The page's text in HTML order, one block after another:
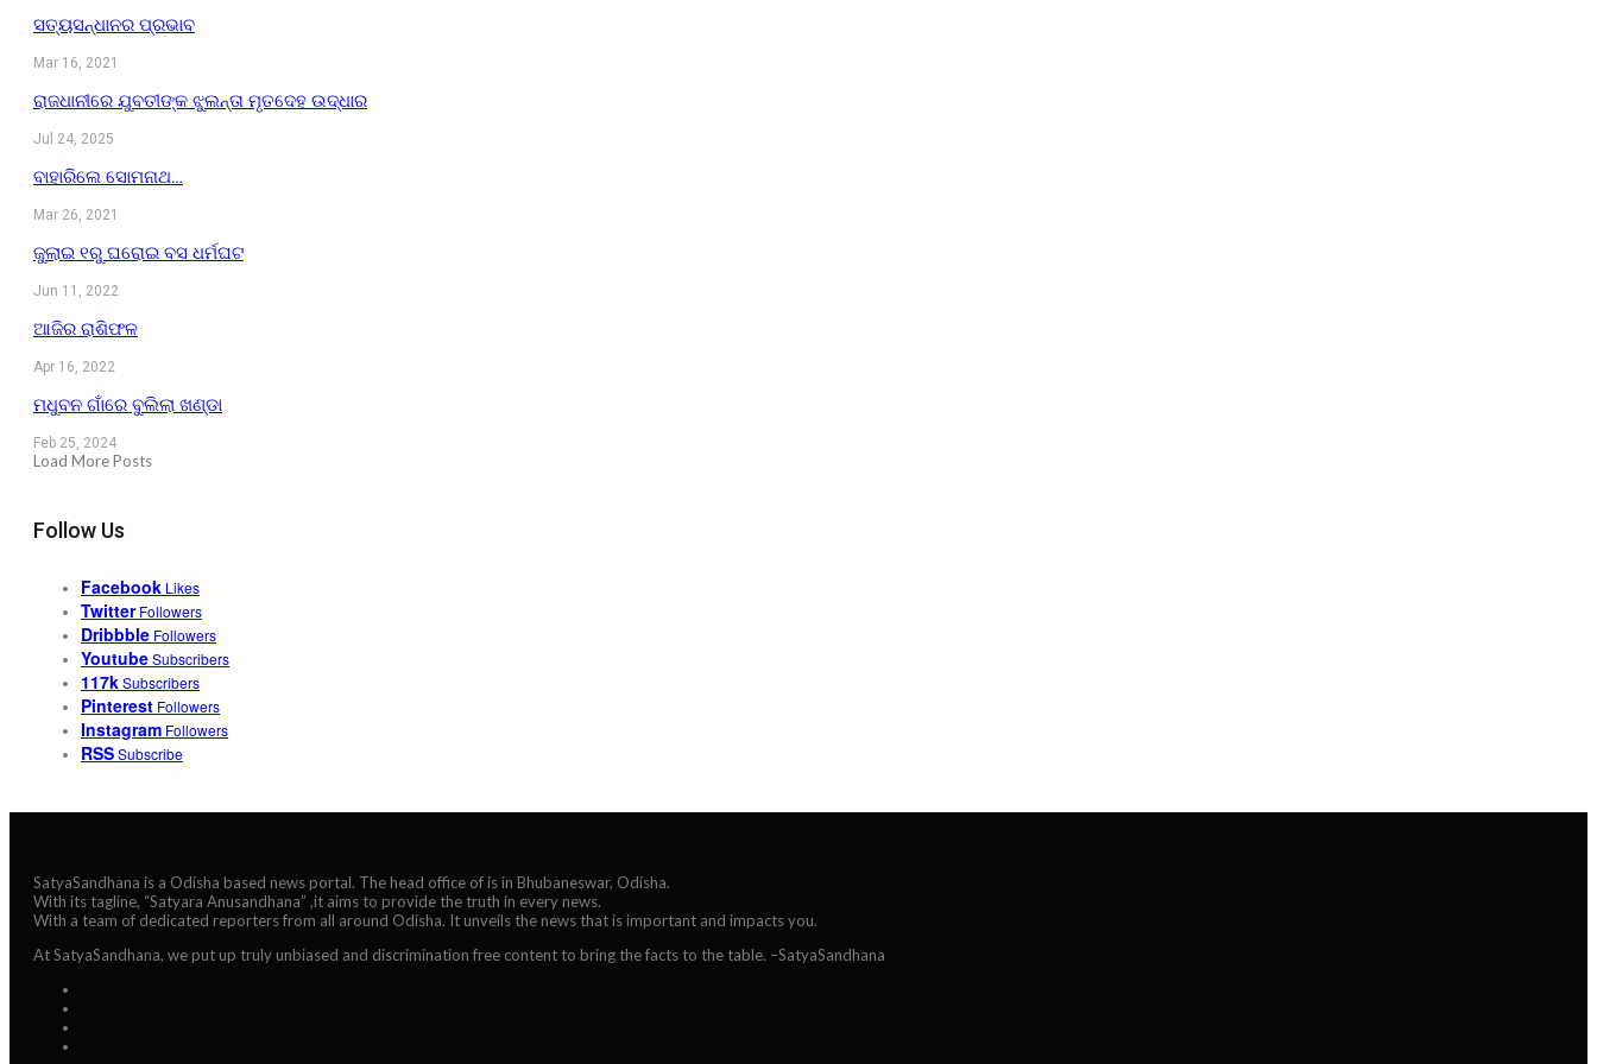
ସତ୍ୟସନ୍ଧାନର ପ୍ରଭାବ
Mar 16, 2021
ରାଜଧାନୀରେ ଯୁବତୀଙ୍କ ଝୁଲନ୍ତା ମୃତଦେହ ଉଦ୍ଧାର
Jul 24, 2025
ବାହାରିଲେ ସୋମନାଥ…
Mar 26, 2021
ଜୁଲାଇ ୧ରୁ ଘରୋଇ ବସ ଧର୍ମଘଟ
Jun 11, 2022
ଆଜିର ରାଶିଫଳ
Apr 16, 2022
ମଧୁବନ ଗାଁରେ ବୁଲିଲା ଖଣ୍ଡା
Feb 25, 2024
Load More Posts
Follow Us
Facebook Likes
Twitter Followers
Dribbble Followers
YoutubeSubscribers
117kSubscribers
Pinterest Followers
Instagram Followers
RSSSubscribe
SatyaSandhana is a Odisha based news portal. The head office of is in Bhubaneswar, Odisha.
With its tagline, “Satyara Anusandhana” ,it aims to provide the truth in every news.
With a team of dedicated reporters from all around Odisha. It unveils the news that is important and impacts you.
At SatyaSandhana, we put up truly unbiased and discrimination free content to bring the facts to the table. –SatyaSandhana